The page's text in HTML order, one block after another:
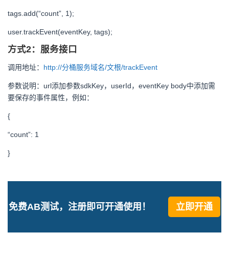
tags.add(“count”, 1);
user.trackEvent(eventKey, tags);
方式2：服务接口
调用地址： http://分桶服务域名/文根/trackEvent
参数说明：url添加参数sdkKey，userId，eventKey body中添加需
要保存的事件属性，例如：
{
“count”: 1
}
免费AB测试，注册即可开通使用！ 立即开通